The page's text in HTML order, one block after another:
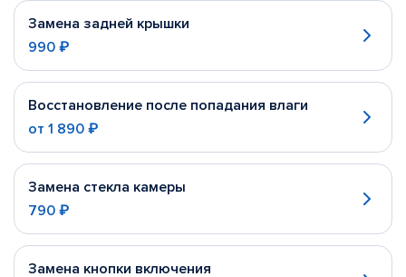
Замена задней крышки
990 ₽
Восстановление после попадания влаги
от 1 890 ₽
Замена стекла камеры
790 ₽
Замена кнопки включения